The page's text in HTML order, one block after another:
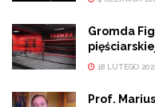
Gromda
18 LUTEGO
Prof.